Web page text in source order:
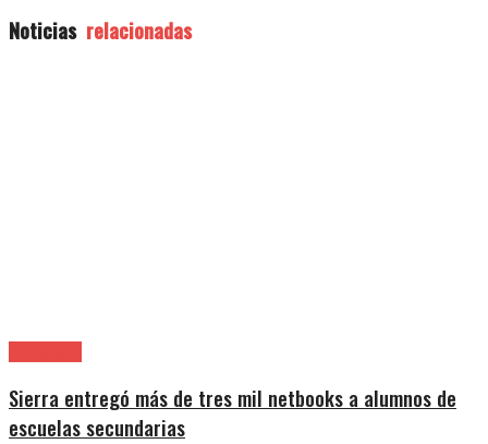
Noticias relacionadas
Sierra entregó más de tres mil netbooks a alumnos de
escuelas secundarias